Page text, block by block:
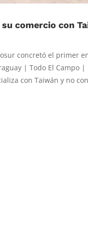
comercio con
concretó el primer
| Todo El Campo
con Taiwán y no